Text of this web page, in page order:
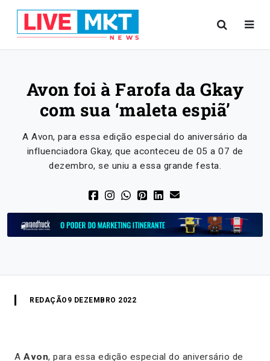
Avon foi à Farofa da Gkay
com sua ‘maleta espiã’
A Avon, para essa edição especial do aniversário da
influenciadora Gkay, que aconteceu de 05 a 07 de
dezembro, se uniu a essa grande festa.
REDAÇÃO 9 DEZEMBRO 2022
A Avon, para essa edição especial do aniversário de